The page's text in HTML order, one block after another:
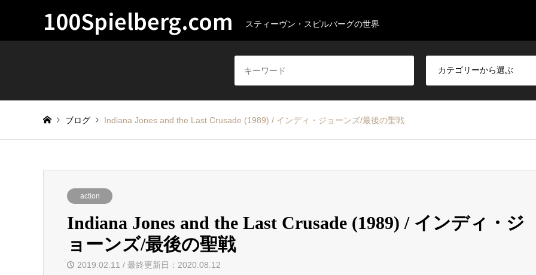
100Spielberg.com スティーヴン・スピルバーグの世界
ブログ Indiana Jones and the Last Crusade (1989) / インディ・ジョーンズ/最後の聖戦
action
Indiana Jones and the Last Crusade (1989) / インディ・ジ
ョーンズ/最後の聖戦
2019.02.11 / 最終更新日：2020.08.12